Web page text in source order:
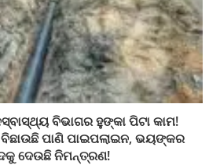
ବିଭାଗର ହୁଙ୍କା ପିଟା କାମ!
ପାଣି ପାଇପଲାଇନ, ଭୟଙ୍କର
ଦେଉଛି ନିମନ୍ତ୍ରଣ!